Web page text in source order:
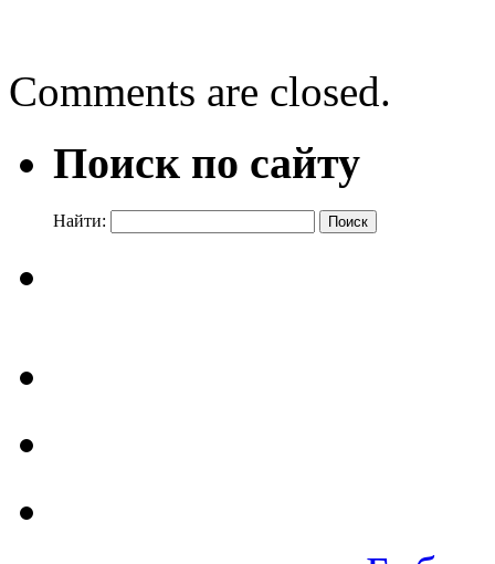
Comments are closed.
Поиск по сайту
Найти: